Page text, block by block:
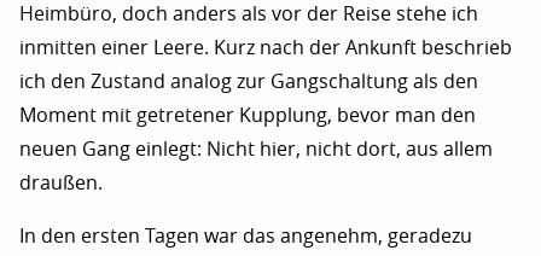
Heimbüro, doch anders als vor der Reise stehe ich
inmitten einer Leere. Kurz nach der Ankunft beschrieb
ich den Zustand analog zur Gangschaltung als den
Moment mit getretener Kupplung, bevor man den
neuen Gang einlegt: Nicht hier, nicht dort, aus allem
draußen.
In den ersten Tagen war das angenehm, geradezu